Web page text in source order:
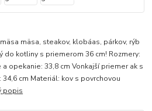
mäsa, steakov, klobáas, párkov, rýb
do kotliny s priemerom 36 cm! Rozmery:
opekanie: 33,8 cm Vonkajší priemer ak s
cm Materiál: kov s povrchovou
popis